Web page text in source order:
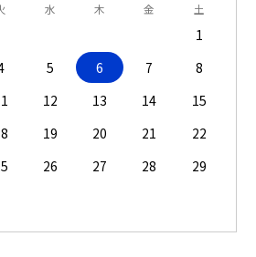
水 木 金 土
1
5 6 7
8
12 13 14
15
19 20 21
22
26 27 28
29